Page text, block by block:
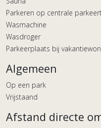
Parkeren op centrale
Wasmachine
Wasdroger
Parkeerplaats bij
Algemeen
Op een park
Vrijstaand
Afstand directe